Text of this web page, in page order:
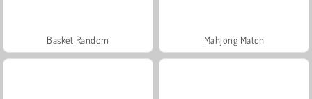
Basket Random Mahjong Match